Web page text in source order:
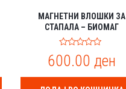
МАГНЕТНИ ВЛОШКИ ЗА
СТАПАЛА – БИОМАГ
0
o
u
t
600.00 ден